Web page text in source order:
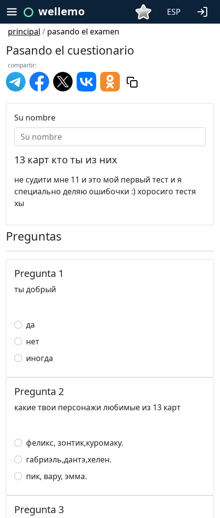
wellemo
ESP
principal / pasando el examen
Pasando el cuestionario
compartir:
Su nombre
13 карт кто ты из них
не судити мне 11 и это мой первый тест и я
специально деляю ошибочки :) хоросиго тестя
хы
Preguntas
Pregunta 1
ты добрый
да
нет
иногда
Pregunta 2
какие твои персонажи любимые из 13 карт
феликс, зонтик,куромаку.
габриэль,дантэ,хелен.
пик, вару, эмма.
Pregunta 3